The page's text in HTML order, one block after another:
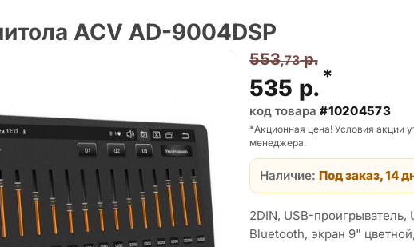
ACV AD-9004DSP
553,73р.
535 р. *
код товара #10204573
*Акционная цена! Условия акции
менеджера.
Наличие: Под заказ, 14
2DIN, USB-проигрыватель,
Bluetooth, экран 9"